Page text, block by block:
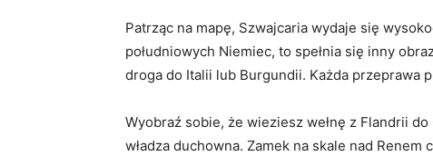
Patrząc na mapę, Szwajcaria wydaje się
południowych Niemiec, to spełnia się inny
droga do Italii lub Burgundii. Każda przeprawa
Wyobraź sobie, że wieziesz wełnę z Flandrii
władza duchowna. Zamek na skale nad